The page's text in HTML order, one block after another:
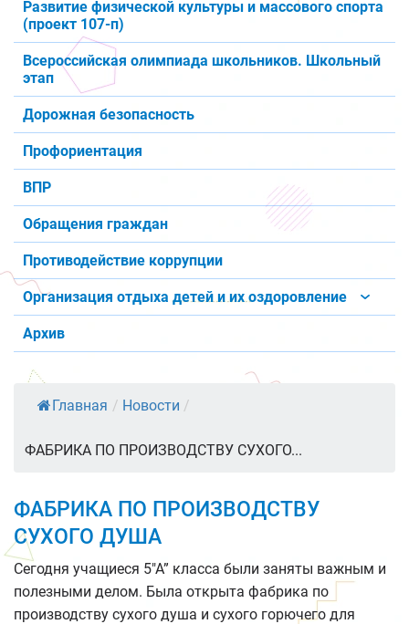
Развитие физической культуры и массового спорта
(проект 107-п)
Всероссийская олимпиада школьников. Школьный
этап
Дорожная безопасность
Профориентация
ВПР
Обращения граждан
Противодействие коррупции
Организация отдыха детей и их оздоровление
Архив
Главная / Новости /
ФАБРИКА ПО ПРОИЗВОДСТВУ СУХОГО...
ФАБРИКА ПО ПРОИЗВОДСТВУ
СУХОГО ДУША
Сегодня учащиеся 5″А” класса были заняты важным и
полезными делом. Была открыта фабрика по
производству сухого душа и сухого горючего для